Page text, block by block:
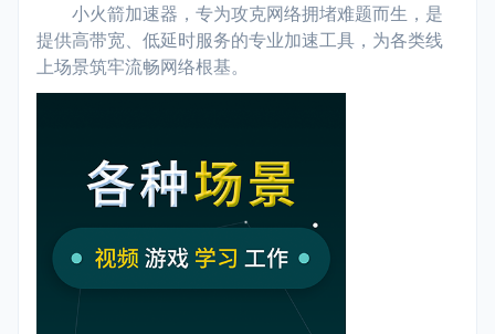
小火箭加速器，专为攻克网络拥堵难题而生，是
提供高带宽、低延时服务的专业加速工具，为各类线
上场景筑牢流畅网络根基。